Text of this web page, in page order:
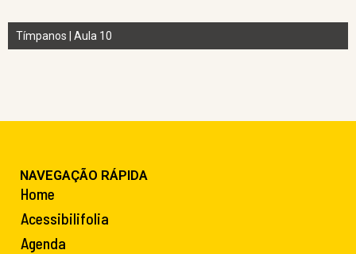
Tímpanos | Aula 10
NAVEGAÇÃO RÁPIDA
Home
Acessibilifolia
Agenda